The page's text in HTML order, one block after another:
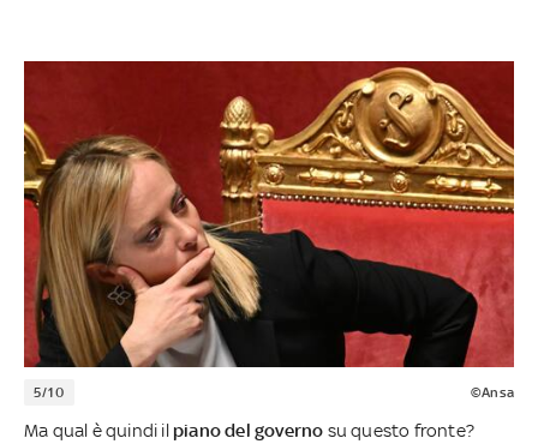
5/10 ©Ansa
Ma qual è quindi il piano del governo su questo fronte?